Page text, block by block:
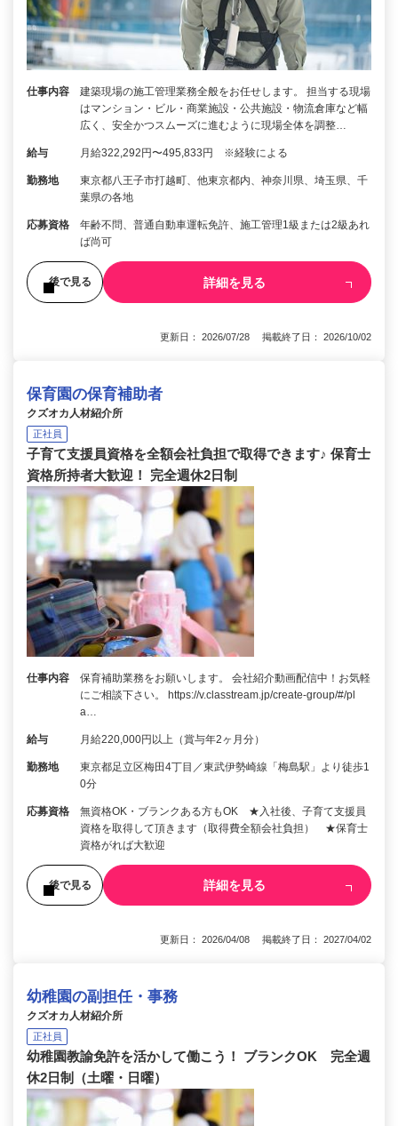
仕事内容
建築現場の施工管理業務全般をお任せします。 担当する現場
はマンション・ビル・商業施設・公共施設・物流倉庫など幅
広く、安全かつスムーズに進むように現場全体を調整…
給与 月給322,292円〜495,833円 ※経験による
勤務地
東京都八王子市打越町、他東京都内、神奈川県、埼玉県、千
葉県の各地
応募資格
年齢不問、普通自動車運転免許、施工管理1級または2級あれ
ば尚可
後で見る 詳細を見る
更新日： 2026/07/28 掲載終了日： 2026/10/02
保育園の保育補助者
クズオカ人材紹介所
正社員
子育て支援員資格を全額会社負担で取得できます♪ 保育士
資格所持者大歓迎！ 完全週休2日制
仕事内容
保育補助業務をお願いします。 会社紹介動画配信中！お気軽
にご相談下さい。 https://v.classtream.jp/create-group/#/pl
a…
給与 月給220,000円以上（賞与年2ヶ月分）
勤務地
東京都足立区梅田4丁目／東武伊勢崎線「梅島駅」より徒歩1
0分
応募資格
無資格OK・ブランクある方もOK ★入社後、子育て支援員
資格を取得して頂きます（取得費全額会社負担） ★保育士
資格がれば大歓迎
後で見る 詳細を見る
更新日： 2026/04/08 掲載終了日： 2027/04/02
幼稚園の副担任・事務
クズオカ人材紹介所
正社員
幼稚園教諭免許を活かして働こう！ ブランクOK 完全週
休2日制（土曜・日曜）